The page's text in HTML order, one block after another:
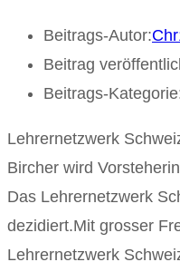
Beitrags-Autor:
Beitrag
Beitrags-
Lehrernetzwerk
Bircher wird
Das Lehrernetzwerk
dezidiert.Mit grosser
Lehrernetzwerk